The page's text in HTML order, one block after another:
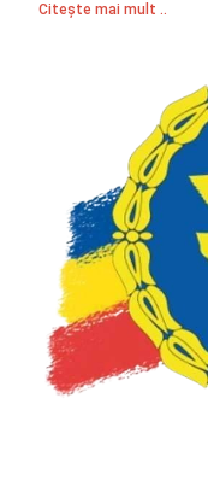
Citește mai mult ..